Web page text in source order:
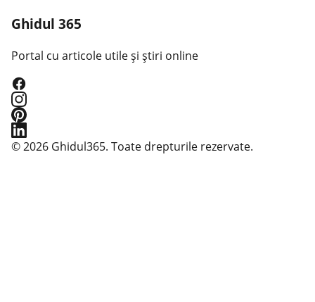
Ghidul 365
Portal cu articole utile și știri online
© 2026 Ghidul365. Toate drepturile rezervate.